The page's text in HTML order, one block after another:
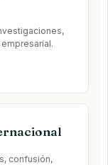
confusión,